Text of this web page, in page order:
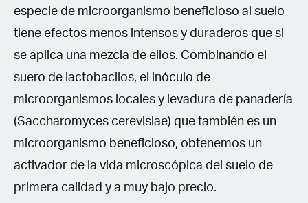
especie de microorganismo beneficioso al suelo
tiene efectos menos intensos y duraderos que si
se aplica una mezcla de ellos. Combinando el
suero de lactobacilos, el inóculo de
microorganismos locales y levadura de panadería
(Saccharomyces cerevisiae) que también es un
microorganismo beneficioso, obtenemos un
activador de la vida microscópica del suelo de
primera calidad y a muy bajo precio.